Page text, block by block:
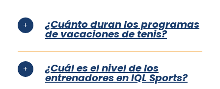
¿Cuánto duran los programas
de vacaciones de tenis?
¿Cuál es el nivel de los
entrenadores en IQL Sports?